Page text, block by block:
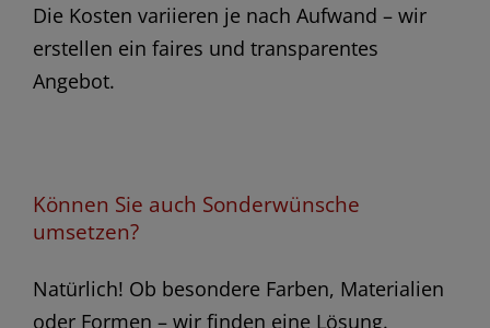
Die Kosten variieren je nach Aufwand – wir
erstellen ein faires und transparentes
Angebot.
Können Sie auch Sonderwünsche
umsetzen?
Natürlich! Ob besondere Farben, Materialien
oder Formen – wir finden eine Lösung.